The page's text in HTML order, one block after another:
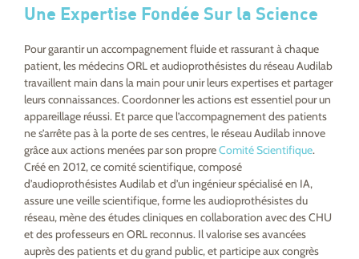
Une Expertise Fondée Sur la Science
Pour garantir un accompagnement fluide et rassurant à chaque
patient, les médecins ORL et audioprothésistes du réseau Audilab
travaillent main dans la main pour unir leurs expertises et partager
leurs connaissances. Coordonner les actions est essentiel pour un
appareillage réussi. Et parce que l’accompagnement des patients
ne s’arrête pas à la porte de ses centres, le réseau Audilab innove
grâce aux actions menées par son propreComité Scientifique.
Créé en 2012, ce comité scientifique, composé
d’audioprothésistes Audilab et d’un ingénieur spécialisé en IA,
assure une veille scientifique, forme les audioprothésistes du
réseau, mène des études cliniques en collaboration avec des CHU
et des professeurs en ORL reconnus. Il valorise ses avancées
auprès des patients et du grand public, et participe aux congrès